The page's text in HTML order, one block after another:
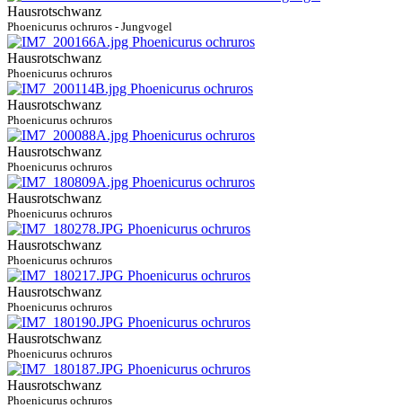
Hausrotschwanz
Phoenicurus ochruros - Jungvogel
Hausrotschwanz
Phoenicurus ochruros
Hausrotschwanz
Phoenicurus ochruros
Hausrotschwanz
Phoenicurus ochruros
Hausrotschwanz
Phoenicurus ochruros
Hausrotschwanz
Phoenicurus ochruros
Hausrotschwanz
Phoenicurus ochruros
Hausrotschwanz
Phoenicurus ochruros
Hausrotschwanz
Phoenicurus ochruros